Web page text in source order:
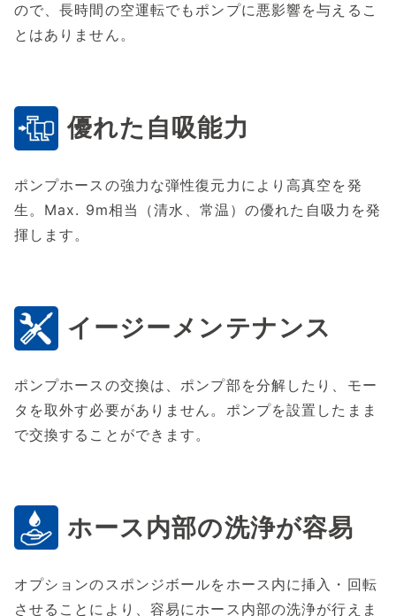
ので、長時間の空運転でもポンプに悪影響を与えるこ
とはありません。
優れた自吸能力
ポンプホースの強力な弾性復元力により高真空を発
生。Max. 9m相当（清水、常温）の優れた自吸力を発
揮します。
イージーメンテナンス
ポンプホースの交換は、ポンプ部を分解したり、モー
タを取外す必要がありません。ポンプを設置したまま
で交換することができます。
ホース内部の洗浄が容易
オプションのスポンジボールをホース内に挿入・回転
させることにより、容易にホース内部の洗浄が行えま